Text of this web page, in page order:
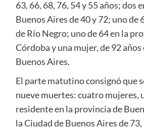
63, 66, 68, 76, 54 y 55 años; dos
Buenos Aires de 40 y 72; uno de
de Río Negro; uno de 64 en la
Córdoba y una mujer, de 92 años
Buenos Aires.
El parte matutino consignó que
nueve muertes: cuatro mujeres,
residente en la provincia de
la Ciudad de Buenos Aires de